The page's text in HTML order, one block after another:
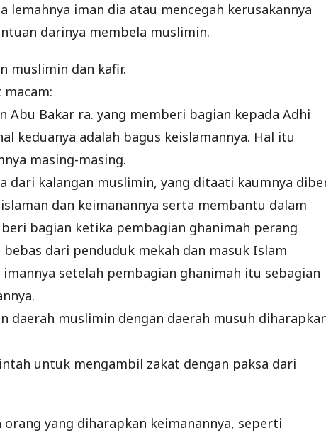
iman dia atau mencegah kerusakannya
darinya membela muslimin.
muslimin dan kafir.
Bakar ra. yang memberi bagian kepada Adhi
keduanya adalah bagus keislamannya. Hal itu
masing-masing.
dari kalangan muslimin, yang ditaati kaumnya
dan keimanannya serta membantu dalam
bagian ketika pembagian ghanimah perang
dari penduduk mekah dan masuk Islam
setelah pembagian ghanimah itu sebagian
daerah muslimin dengan daerah musuh
untuk mengambil zakat dengan paksa dari
yang diharapkan keimanannya, seperti